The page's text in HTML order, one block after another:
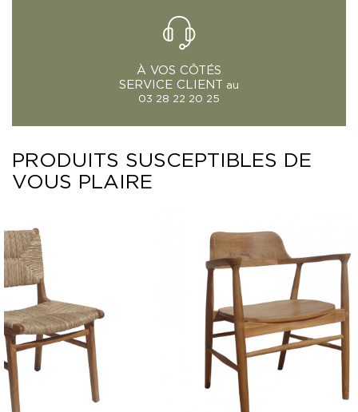
À VOS CÔTÉS
SERVICE CLIENT
au
03 28 22 20 25
PRODUITS SUSCEPTIBLES DE
VOUS PLAIRE